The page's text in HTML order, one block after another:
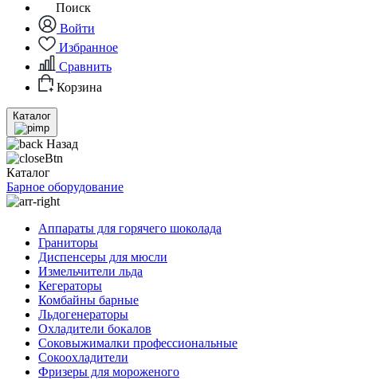
Поиск
Войти
Избранное
Сравнить
Корзина
Каталог
Назад
Каталог
Барное оборудование
Аппараты для горячего шоколада
Граниторы
Диспенсеры для мюсли
Измельчители льда
Кегераторы
Комбайны барные
Льдогенераторы
Охладители бокалов
Соковыжималки профессиональные
Сокоохладители
Фризеры для мороженого